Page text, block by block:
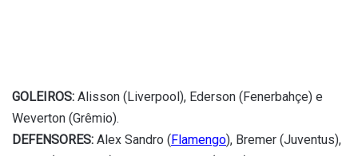
GOLEIROS: Alisson (Liverpool), Ederson (Fenerbahçe) e
Weverton (Grêmio).
DEFENSORES: Alex Sandro (Flamengo), Bremer (Juventus),